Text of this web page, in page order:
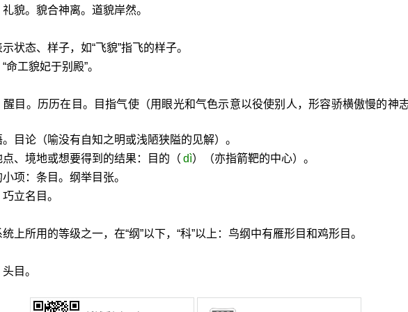
貌。貌合神离。道貌岸然。
状态、样子，如“飞貌”指飞的样子。
工貌妃于别殿”。
目。历历在目。目指气使（用眼光和气色示意以役使别人，形容骄横傲慢的神
目论（喻没有自知之明或浅陋狭隘的见解）。
、境地或想要得到的结果：目的（ dì）（亦指箭靶的中心）。
项：条目。纲举目张。
立名目。
上所用的等级之一，在“纲”以下，“科”以上：鸟纲中有雁形目和鸡形目。
目。